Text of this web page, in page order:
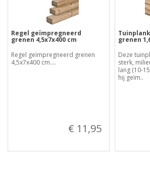
Regel geïmpregneerd
grenen 4,5x7x400 cm
Regel geïmpregneerd grenen
4,5x7x400 cm....
€ 11,95
grenen
Deze
sterk,
lang (10-
hij geïm..